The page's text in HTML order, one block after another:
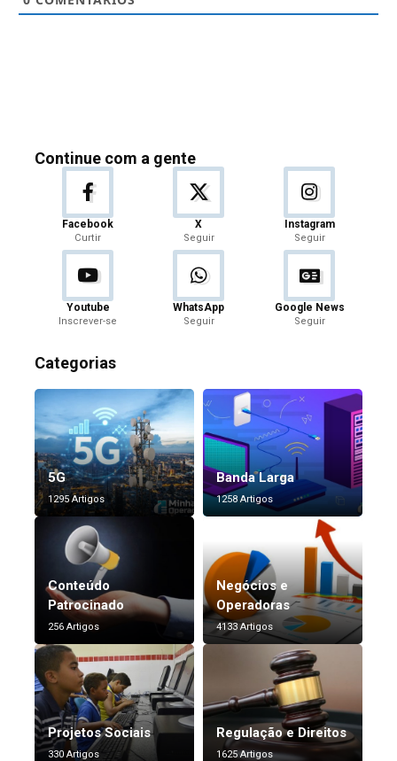
Continue com a gente
Facebook
Curtir
X
Seguir
Instagram
Seguir
Youtube
Inscrever-se
WhatsApp
Seguir
Google News
Seguir
Categorias
5G
1295 Artigos
Banda Larga
1258 Artigos
Conteúdo
Patrocinado
256 Artigos
Negócios e
Operadoras
4133 Artigos
Projetos Sociais
330 Artigos
Regulação e Direitos
1625 Artigos